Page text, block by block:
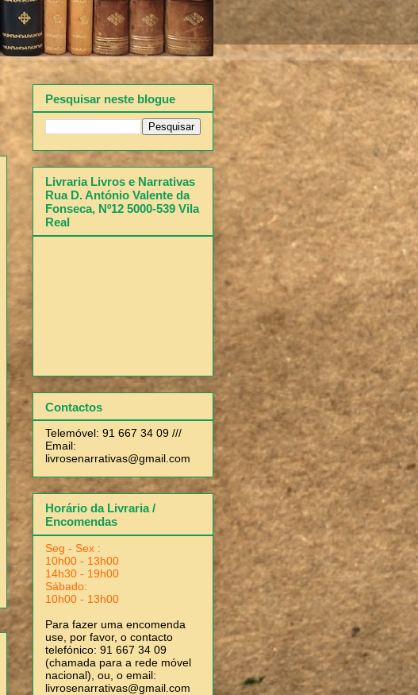
Pesquisar neste blogue
Livraria Livros e Narrativas
Rua D. António Valente da
Fonseca, Nº12 5000-539 Vila
Real
Contactos
Telemóvel: 91 667 34 09 ///
Email:
livrosenarrativas@gmail.com
Horário da Livraria /
Encomendas
Seg - Sex :
10h00 - 13h00
14h30 - 19h00
Sábado:
10h00 - 13h00
Para fazer uma encomenda
use, por favor, o contacto
telefónico: 91 667 34 09
(chamada para a rede móvel
nacional), ou, o email:
livrosenarrativas@gmail.com